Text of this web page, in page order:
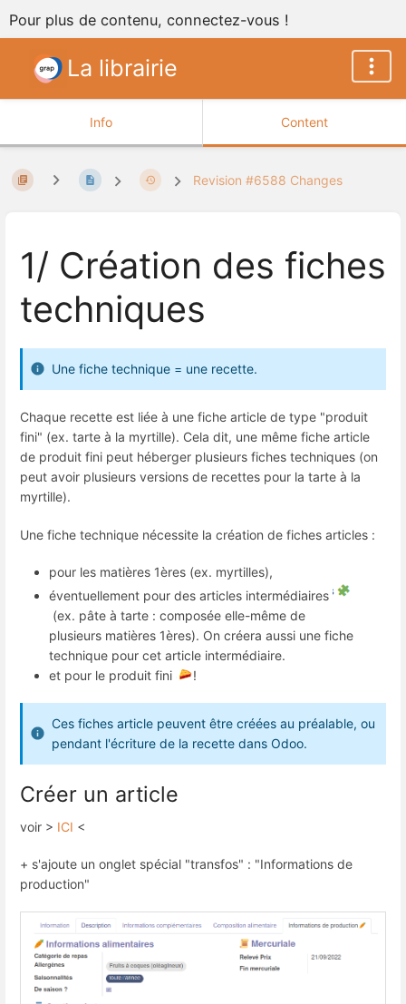
Pour plus de contenu, connectez-vous !
La librairie
Info Content
Revision #6588 Changes
1/ Création des fiches
techniques
Une fiche technique = une recette.
Chaque recette est liée à une fiche article de type "produit
fini" (ex. tarte à la myrtille). Cela dit, une même fiche article
de produit fini peut héberger plusieurs fiches techniques (on
peut avoir plusieurs versions de recettes pour la tarte à la
myrtille).
Une fiche technique nécessite la création de fiches articles :
pour les matières 1ères (ex. myrtilles),
éventuellement pour des articles intermédiaires
(ex. pâte à tarte : composée elle-même de
plusieurs matières 1ères). On créera aussi une fiche
technique pour cet article intermédiaire.
et pour le produit fini
!
Ces fiches article peuvent être créées au préalable, ou
pendant l'écriture de la recette dans Odoo.
Créer un article
voir > ICI <
+ s'ajoute un onglet spécial "transfos" : "Informations de
production"